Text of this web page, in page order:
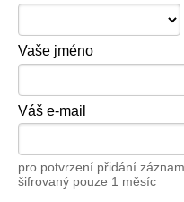
Vaše jméno
Váš e-mail
pro potvrzení přidání
šifrovaný pouze 1 měsíc